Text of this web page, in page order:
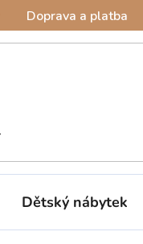
Doprava a platba
Dětský nábytek